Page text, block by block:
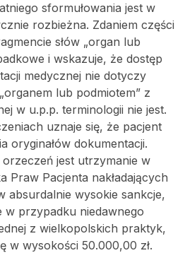
sformułowania jest w
rozbieżna. Zdaniem części
słów „organ lub
i wskazuje, że dostęp
medycznej nie dotyczy
lub podmiotem” z
w u.p.p. terminologii nie jest.
uznaje się, że pacjent
oryginałów dokumentacji.
jest utrzymanie w
Praw Pacjenta nakładających
absurdalnie wysokie sankcje,
w przypadku niedawnego
z wielkopolskich praktyk,
w wysokości 50.000,00 zł.